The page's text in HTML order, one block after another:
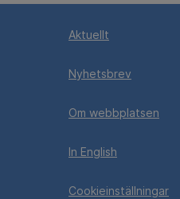
Aktuellt
Nyhetsbrev
Om webbplatsen
In English
Cookieinställningar